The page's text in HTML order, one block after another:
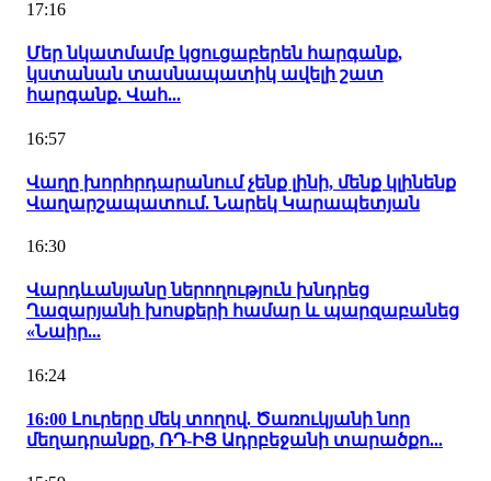
17:16
Մեր նկատմամբ կցուցաբերեն հարգանք,
կստանան տասնապատիկ ավելի շատ
հարգանք. Վահ...
16:57
Վաղը խորհրդարանում չենք լինի, մենք կլինենք
Վաղարշապատում. Նարեկ Կարապետյան
16:30
Վարդևանյանը ներողություն խնդրեց
Ղազարյանի խոսքերի համար և պարզաբանեց
«Նաիր...
16:24
16:00 Լուրերը մեկ տողով. Ծառուկյանի նոր
մեղադրանքը, ՌԴ-ԻՑ Ադրբեջանի տարածքո...